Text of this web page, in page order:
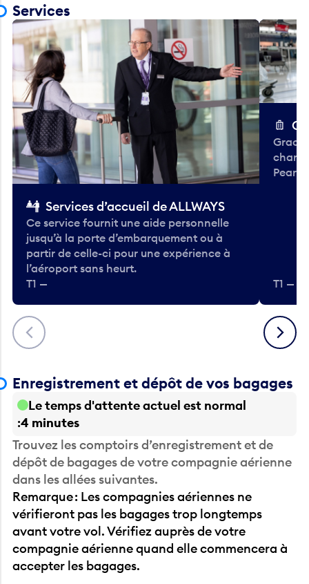
Services
Précédent
Services d’accueil de ALLWAYS
Ce service fournit une aide personnelle
jusqu’à la porte d’embarquement ou à
partir de celle-ci pour une expérience à
l’aéroport sans heurt.
T1 —
T1 —
Suivant
Enregistrement et dépôt de vos bagages
Le temps d'attente actuel est normal
4 minutes
Trouvez les comptoirs d’enregistrement et de
dépôt de bagages de votre compagnie aérienne
dans les allées suivantes.
Remarque : Les compagnies aériennes ne
vérifieront pas les bagages trop longtemps
avant votre vol. Vérifiez auprès de votre
compagnie aérienne quand elle commencera à
accepter les bagages.